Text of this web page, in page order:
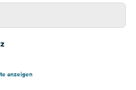
anzeigen